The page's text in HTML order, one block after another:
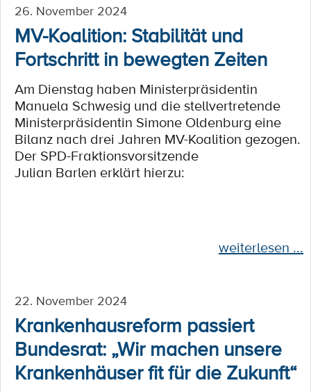
26. November 2024
MV-Koalition: Stabilität und
Fortschritt in bewegten Zeiten
Am Dienstag haben Ministerpräsidentin
Manuela Schwesig und die stellvertretende
Ministerpräsidentin Simone Oldenburg eine
Bilanz nach drei Jahren MV-Koalition gezogen.
Der SPD-Fraktionsvorsitzende
Julian Barlen erklärt hierzu:
weiterlesen ...
22. November 2024
Krankenhausreform passiert
Bundesrat: „Wir machen unsere
Krankenhäuser fit für die Zukunft“